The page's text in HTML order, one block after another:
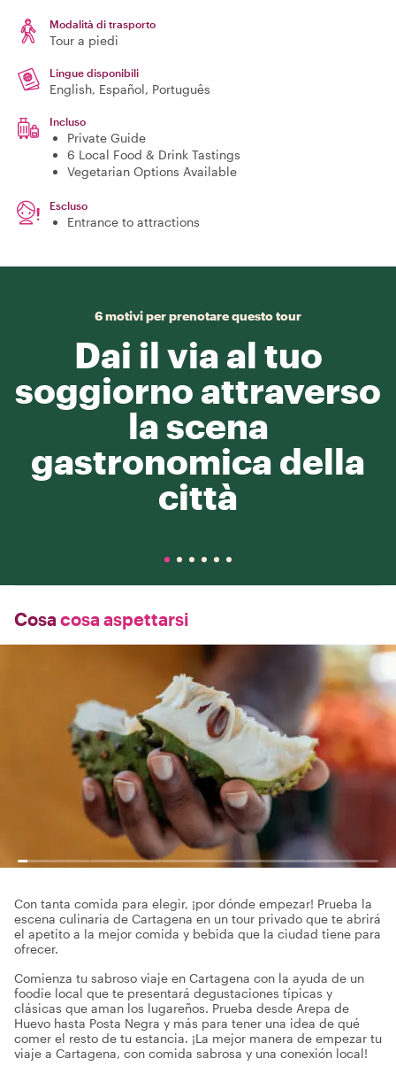
Modalità di trasporto
Tour a piedi
Lingue disponibili
English, Español, Português
Incluso
Private Guide
6 Local Food & Drink Tastings
Vegetarian Options Available
Escluso
Entrance to attractions
6 motivi per prenotare questo tour
Dai il via al tuo
soggiorno attraverso
la scena
gastronomica della
città
Cosa cosa aspettarsi
Con tanta comida para elegir, ¡por dónde empezar! Prueba la
escena culinaria de Cartagena en un tour privado que te abrirá
el apetito a la mejor comida y bebida que la ciudad tiene para
ofrecer.
Comienza tu sabroso viaje en Cartagena con la ayuda de un
foodie local que te presentará degustaciones típicas y
clásicas que aman los lugareños. Prueba desde Arepa de
Huevo hasta Posta Negra y más para tener una idea de qué
comer el resto de tu estancia. ¡La mejor manera de empezar tu
viaje a Cartagena, con comida sabrosa y una conexión local!